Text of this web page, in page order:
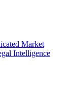
Market
Intelligence